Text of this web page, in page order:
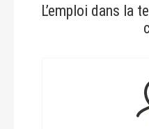
L’emploi dans la